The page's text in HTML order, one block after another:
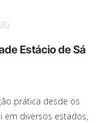
Estácio de Sá
prática desde os
em diversos estados,